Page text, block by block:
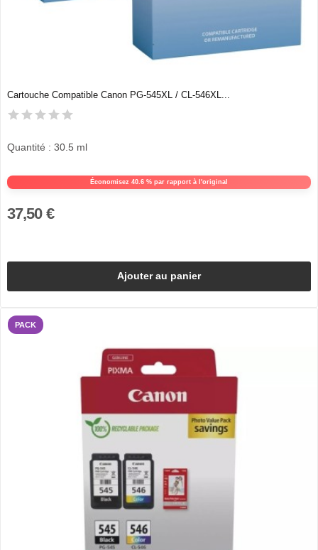
Cartouche Compatible Canon PG-545XL / CL-546XL...
Économisez 40.6 % par rapport à l'original
Quantité : 30.5 ml
37,50 €
Ajouter au panier
PACK